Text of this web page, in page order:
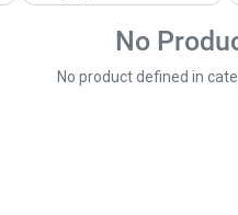
No
No product defined in